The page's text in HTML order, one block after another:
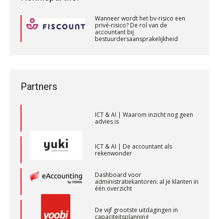
Wanneer wordt het bv-risico een
privé-risico? De rol van de
accountant bij
bestuurdersaansprakelijkheid
Partners
ICT & AI | “Slim automatiseren begint
bij gedrag”
Private equity in accountancy: drie
ICT & AI | Waarom inzicht nog geen
advies is
ICT & AI | De accountant als
rekenwonder
Dashboard voor
administratiekantoren: al je klanten in
één overzicht
De vijf grootste uitdagingen in
capaciteitsplanning
Scab
Astronauts – Curaçao
Accountant Agri & Food – Roosendaal
aaff
Medior assistent accountant • Druten
WEA Deltaland